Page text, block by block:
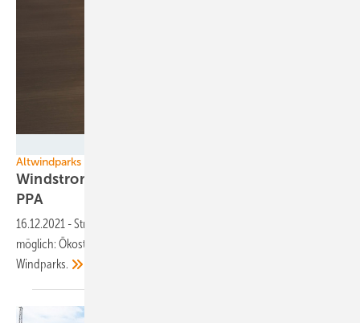
Altwindparks
Windstromschub für Ökostromversorger dank
PPA
16.12.2021 -Stromvermarktung aus gepoolten Altanlagen machen es
möglich: Ökostromversorger Lichtblick liefert 2022 Windstrom aus 116
Windparks.